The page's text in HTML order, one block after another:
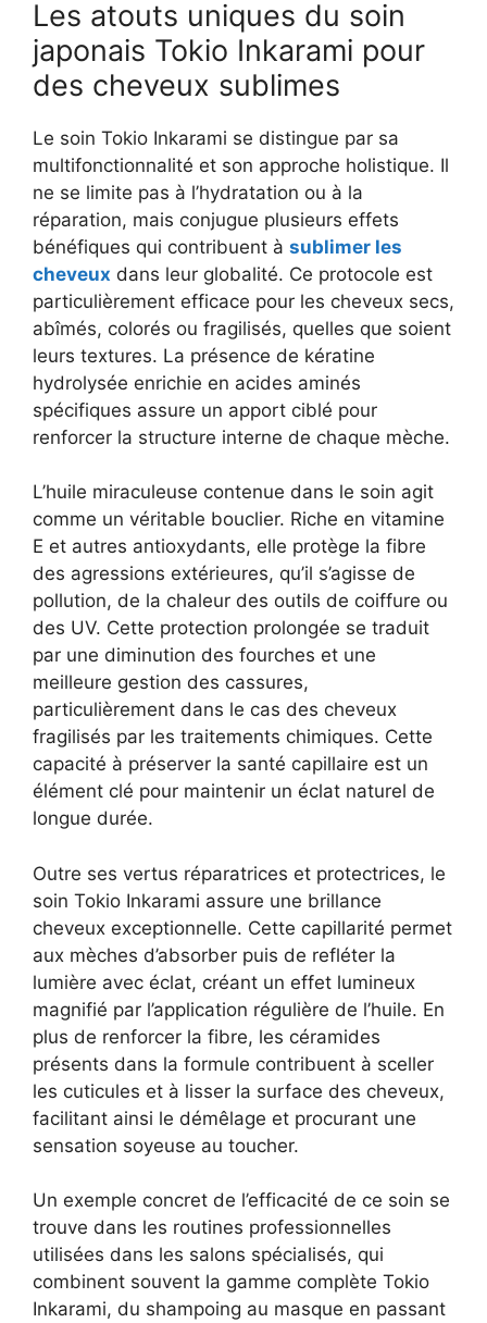
Les atouts uniques du soin
japonais Tokio Inkarami pour
des cheveux sublimes
Le soin Tokio Inkarami se distingue par sa
multifonctionnalité et son approche holistique. Il
ne se limite pas à l’hydratation ou à la
réparation, mais conjugue plusieurs effets
bénéfiques qui contribuent à sublimer les
cheveux dans leur globalité. Ce protocole est
particulièrement efficace pour les cheveux secs,
abîmés, colorés ou fragilisés, quelles que soient
leurs textures. La présence de kératine
hydrolysée enrichie en acides aminés
spécifiques assure un apport ciblé pour
renforcer la structure interne de chaque mèche.
L’huile miraculeuse contenue dans le soin agit
comme un véritable bouclier. Riche en vitamine
E et autres antioxydants, elle protège la fibre
des agressions extérieures, qu’il s’agisse de
pollution, de la chaleur des outils de coiffure ou
des UV. Cette protection prolongée se traduit
par une diminution des fourches et une
meilleure gestion des cassures,
particulièrement dans le cas des cheveux
fragilisés par les traitements chimiques. Cette
capacité à préserver la santé capillaire est un
élément clé pour maintenir un éclat naturel de
longue durée.
Outre ses vertus réparatrices et protectrices, le
soin Tokio Inkarami assure une brillance
cheveux exceptionnelle. Cette capillarité permet
aux mèches d’absorber puis de refléter la
lumière avec éclat, créant un effet lumineux
magnifié par l’application régulière de l’huile. En
plus de renforcer la fibre, les céramides
présents dans la formule contribuent à sceller
les cuticules et à lisser la surface des cheveux,
facilitant ainsi le démêlage et procurant une
sensation soyeuse au toucher.
Un exemple concret de l’efficacité de ce soin se
trouve dans les routines professionnelles
utilisées dans les salons spécialisés, qui
combinent souvent la gamme complète Tokio
Inkarami, du shampoing au masque en passant